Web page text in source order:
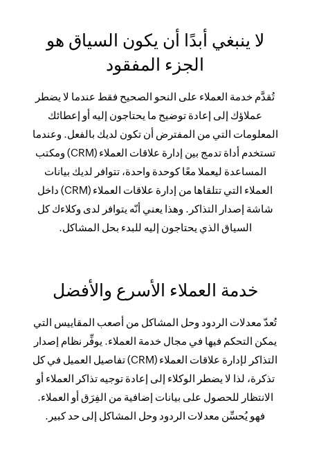
لا ينبغي أبدًا أن يكون السياق هو
الجزء المفقود
تُقدَّم خدمة العملاء على النحو الصحيح فقط عندما لا يضطر
عملاؤك إلى إعادة توضيح ما يحتاجون إليه أو إعطائك
المعلومات التي من المفترض أن تكون لديك بالفعل. وعندما
تستخدم أداة تدمج بين إدارة علاقات العملاء (CRM) ومكتب
المساعدة ليعملا معًا كوحدة واحدة، تتوافر لديك بيانات
العملاء التي تتلقاها من إدارة علاقات العملاء (CRM) داخل
شاشة إصدار التذاكر. وهذا يعني أنّه يتوافر لدى وكلاءك كل
السياق الذي يحتاجون إليه للبدء بحل المشاكل.
خدمة العملاء الأسرع والأفضل
تُعدّ معدلات الردود وحل المشاكل من أصعب المقاييس التي
يمكن التحكم فيها في مجال خدمة العملاء. يوفِّر نظام إصدار
التذاكر لإدارة علاقات العملاء (CRM) تفاصيل العميل في كل
تذكرة، لذا لا يضطر الوكلاء إلى إعادة توجيه تذاكر العملاء أو
الانتظار للحصول على بيانات إضافية من الفِرَق أو العملاء.
فهو يُحسِّن معدلات الردود وحل المشاكل إلى حد كبير.